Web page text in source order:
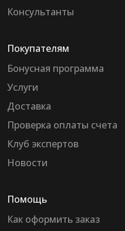
Консультанты
Покупателям
Бонусная программа
Услуги
Доставка
Проверка оплаты счета
Клуб экспертов
Новости
Помощь
Как оформить заказ